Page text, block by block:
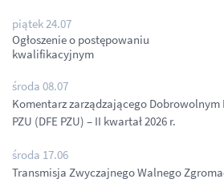
piątek 24.07
Ogłoszenie o postępowaniu
kwalifikacyjnym
środa 08.07
Komentarz zarządzającego
PZU (DFE PZU) – II kwartał 2026 r.
środa 17.06
Transmisja Zwyczajnego Walnego